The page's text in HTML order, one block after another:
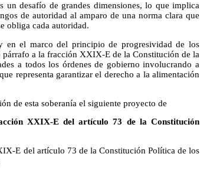
un desafío de grandes dimensiones, lo que implica
de autoridad al amparo de una norma clara que
obliga cada autoridad.
el marco del principio de progresividad de los
párrafo a la fracción XXIX-E de la Constitución de la
a todos los órdenes de gobierno involucrando a
representa garantizar el derecho a la alimentación
de esta soberanía el siguiente proyecto de
XXIX-E del artículo 73 de la Constitución
E del artículo 73 de la Constitución Política de los